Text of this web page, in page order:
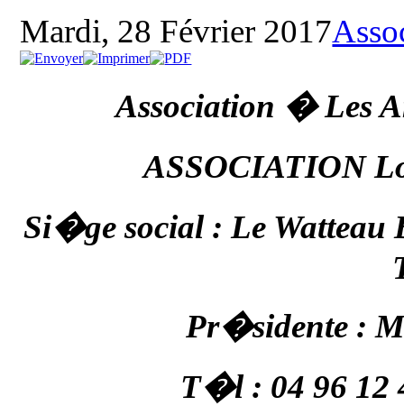
Mardi, 28 Février 2017
Association � Les
ASSOCIATION
Si�ge social : Le Watteau
Pr�sidente :
T�l : 04 96 12